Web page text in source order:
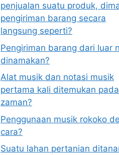
penjualan suatu produk,
pengiriman barang secara
langsung seperti?
Pengiriman barang dari luar
dinamakan?
Alat musik dan notasi musik
pertama kali ditemukan pada
zaman?
Penggunaan musik rokoko
cara?
Suatu lahan pertanian